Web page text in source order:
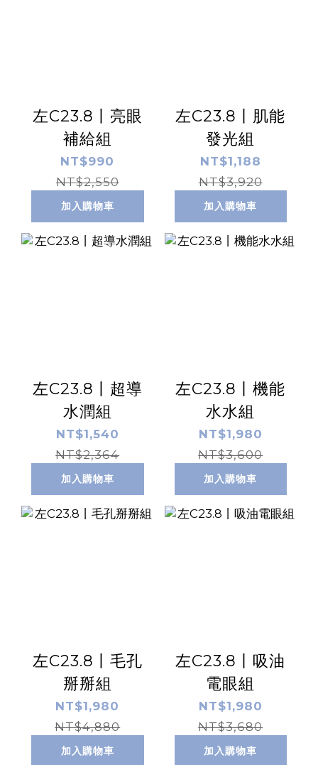
左C23.8丨亮眼
補給組
NT$990
NT$2,550
加入購物車
左C23.8丨肌能
發光組
NT$1,188
NT$3,920
加入購物車
左C23.8丨超導
水潤組
NT$1,540
NT$2,364
加入購物車
左C23.8丨機能
水水組
NT$1,980
NT$3,600
加入購物車
左C23.8丨毛孔
掰掰組
NT$1,980
NT$4,880
加入購物車
左C23.8丨吸油
電眼組
NT$1,980
NT$3,680
加入購物車